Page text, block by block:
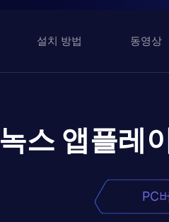
설치 방법 동영상
녹스 앱플레
PC